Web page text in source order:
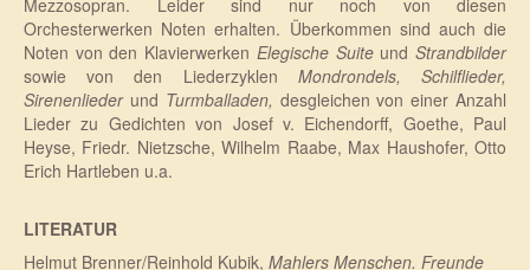
Orchesterwerken Noten erhalten. Überkommen sind auch die
Noten von den Klavierwerken Elegische SuiteundStrandbilder
sowie von den Liederzyklen Mondrondels, Schilflieder,
Sirenenliederund Turmballaden, desgleichen von einer Anzahl
Lieder zu Gedichten von Josef v. Eichendorff, Goethe, Paul
Heyse, Friedr. Nietzsche, Wilhelm Raabe, Max Haushofer, Otto
Erich Hartleben u.a.
LITERATUR
Helmut Brenner/Reinhold Kubik, Mahlers Menschen. Freunde